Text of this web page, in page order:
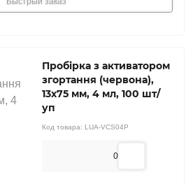
Пробірка з активатором
згортання (червона),
13х75 мм, 4 мл, 100 шт/
уп
Код товара: LUA-VCS04P
0